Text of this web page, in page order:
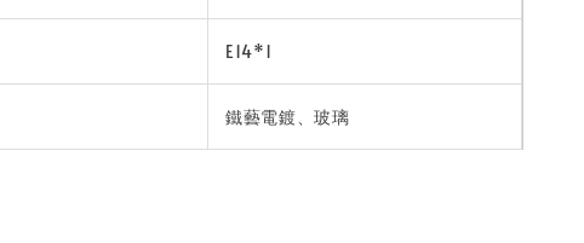
E14*1
鐵藝電鍍、玻璃